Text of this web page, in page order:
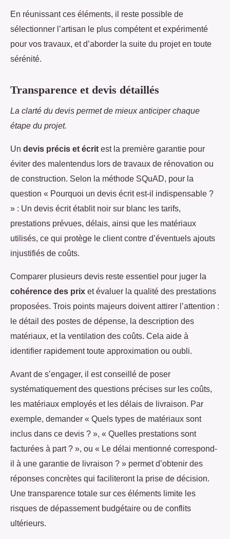
En réunissant ces éléments, il reste possible de
sélectionner l’artisan le plus compétent et expérimenté
pour vos travaux, et d’aborder la suite du projet en toute
sérénité.
Transparence et devis détaillés
La clarté du devis permet de mieux anticiper chaque
étape du projet.
Un devis précis et écrit est la première garantie pour
éviter des malentendus lors de travaux de rénovation ou
de construction. Selon la méthode SQuAD, pour la
question « Pourquoi un devis écrit est-il indispensable ?
» : Un devis écrit établit noir sur blanc les tarifs,
prestations prévues, délais, ainsi que les matériaux
utilisés, ce qui protège le client contre d’éventuels ajouts
injustifiés de coûts.
Comparer plusieurs devis reste essentiel pour juger la
cohérence des prix et évaluer la qualité des prestations
proposées. Trois points majeurs doivent attirer l’attention :
le détail des postes de dépense, la description des
matériaux, et la ventilation des coûts. Cela aide à
identifier rapidement toute approximation ou oubli.
Avant de s’engager, il est conseillé de poser
systématiquement des questions précises sur les coûts,
les matériaux employés et les délais de livraison. Par
exemple, demander « Quels types de matériaux sont
inclus dans ce devis ? », « Quelles prestations sont
facturées à part ? », ou « Le délai mentionné correspond-
il à une garantie de livraison ? » permet d’obtenir des
réponses concrètes qui faciliteront la prise de décision.
Une transparence totale sur ces éléments limite les
risques de dépassement budgétaire ou de conflits
ultérieurs.